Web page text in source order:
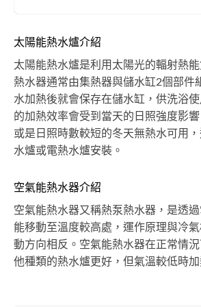
太陽能熱水爐介紹
太陽能熱水爐是利用太陽光的輻射熱
熱水器通常由集熱器與儲水缸2個部件
水加熱後就會保存在儲水缸，供洗浴
的加熱效率會受到當天的日照強度影
或是日照時數較短的冬天無熱水可用
水爐或電熱水爐安裝。
空氣能熱水器介紹
空氣能熱水器又稱熱泵熱水器，是透
能移動至溫度較高處，運作原理與冷
動方向相反。空氣能熱水器在正常情
他種類的熱水爐更好，但氣溫較低時加